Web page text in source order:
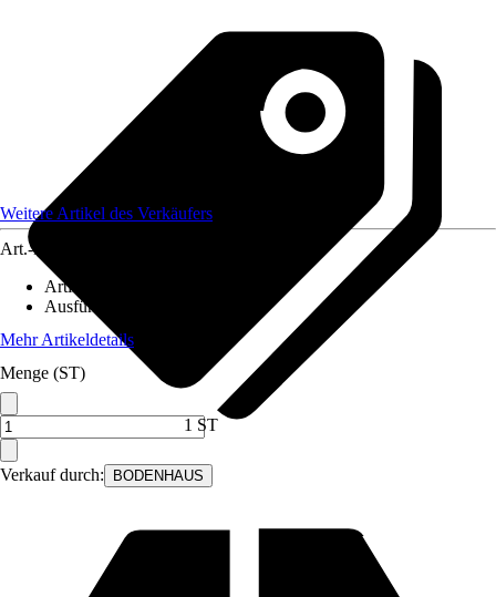
Verkauf durch: BODENHAUS
Weitere Artikel des Verkäufers
Art.-Nr.
Artikeltyp
Ausführung
Mehr Artikeldetails
Menge (ST)
1 ST